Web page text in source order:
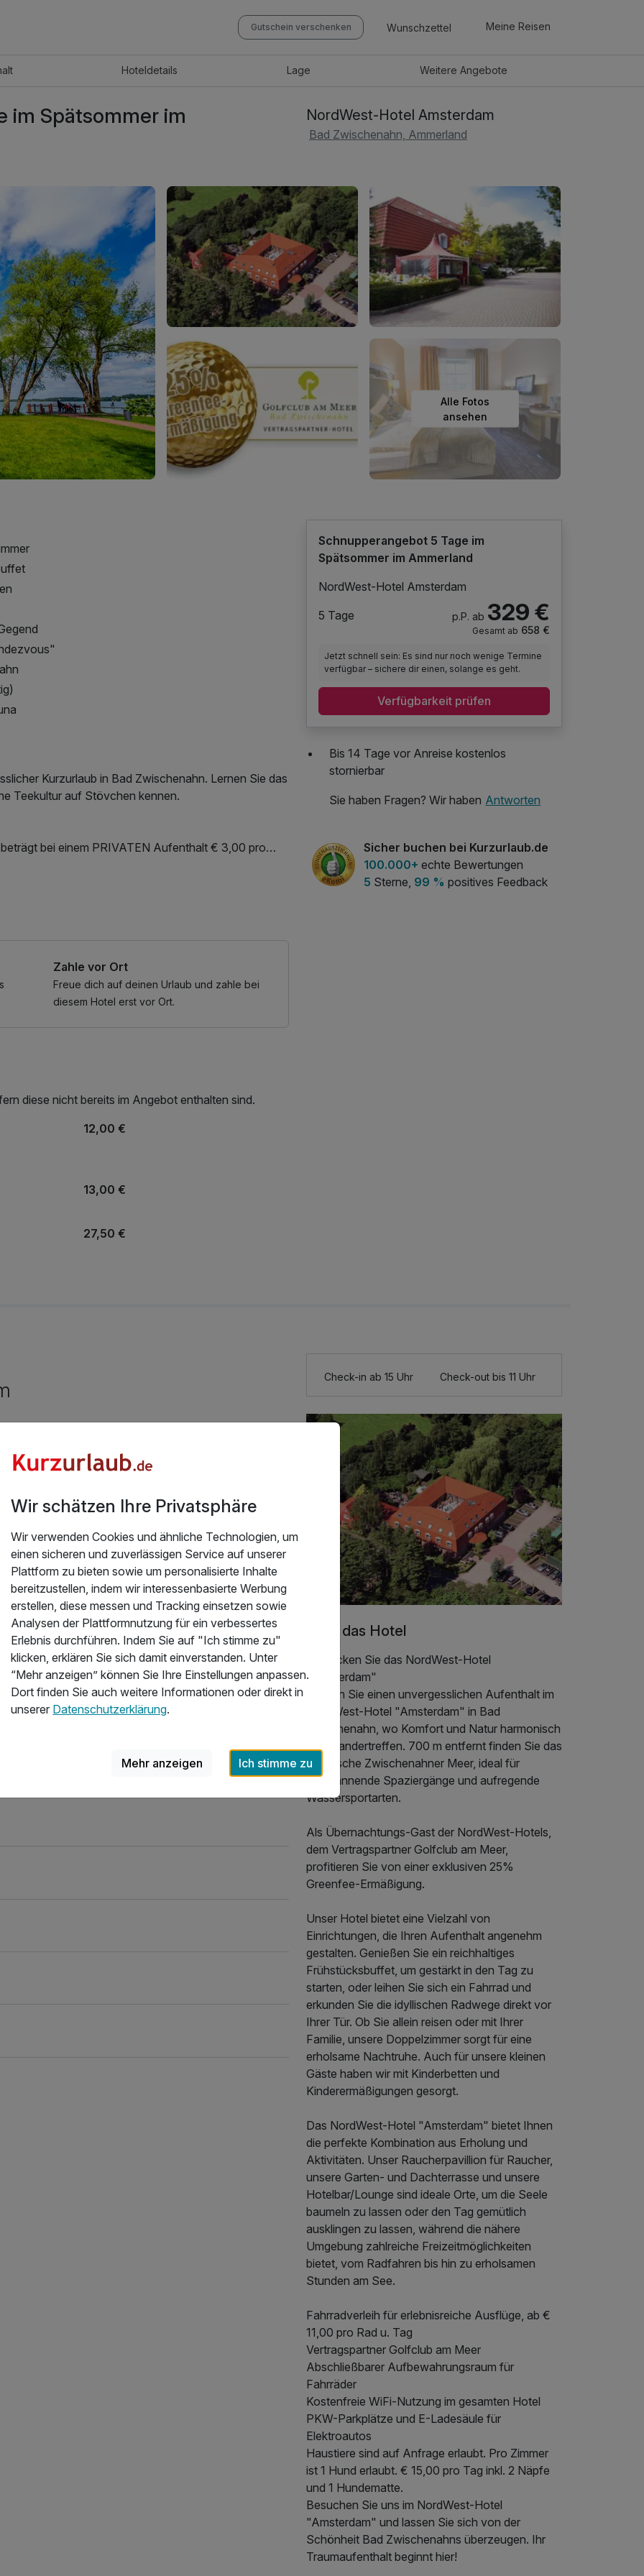
Gutschein verschenken Wunschzettel Meine Reisen
Hoteldetails Lage WeitereAngebote
im Spätsommer im
NordWest-Hotel Amsterdam
Bad Zwischenahn, Ammerland
Alle Fotos
ansehen
Kurzurlaub in Bad Zwischenahn. Lernen Sie das
Teekultur auf Stövchen kennen.
bei einem PRIVATEN Aufenthalt € 3,00 pro
Zahle vor Ort
Freue dich auf deinen Urlaub und zahle bei
diesem Hotel erst vor Ort.
diese nicht bereits im Angebot enthalten sind.
12,00 €
13,00 €
27,50 €
28,90 €
29,50 €
Schnupperangebot 5 Tage im
Spätsommer im Ammerland
NordWest-Hotel Amsterdam
5 Tage
p.P. ab 329 €
Gesamt ab 658 €
Jetzt schnell sein: Es sind nur noch wenige Termine
verfügbar – sichere dir einen, solange es geht.
Verfügbarkeit prüfen
Bis 14 Tage vor Anreise kostenlos
stornierbar
Sie haben Fragen? Wir haben Antworten
Sicher buchen bei Kurzurlaub.de
100.000+ echte Bewertungen
5 Sterne, 99 % positives Feedback
Fahrradverleih für 13,00 € pro Stück / Tag
Check-in ab 15 Uhr Check-out bis 11 Uhr
Über das Hotel
Entdecken Sie das NordWest-Hotel
"Amsterdam"
Erleben Sie einen unvergesslichen Aufenthalt im
NordWest-Hotel "Amsterdam" in Bad
Zwischenahn, wo Komfort und Natur harmonisch
aufeinandertreffen. 700 m entfernt finden Sie das
malerische Zwischenahner Meer, ideal für
entspannende Spaziergänge und aufregende
Wassersportarten.
Als Übernachtungs-Gast der NordWest-Hotels,
dem Vertragspartner Golfclub am Meer,
profitieren Sie von einer exklusiven 25%
Greenfee-Ermäßigung.
Unser Hotel bietet eine Vielzahl von
Einrichtungen, die Ihren Aufenthalt angenehm
gestalten. Genießen Sie ein reichhaltiges
Frühstücksbuffet, um gestärkt in den Tag zu
starten, oder leihen Sie sich ein Fahrrad und
erkunden Sie die idyllischen Radwege direkt vor
Ihrer Tür. Ob Sie allein reisen oder mit Ihrer
Familie, unsere Doppelzimmer sorgt für eine
erholsame Nachtruhe. Auch für unsere kleinen
Gäste haben wir mit Kinderbetten und
Kinderermäßigungen gesorgt.
Das NordWest-Hotel "Amsterdam" bietet Ihnen
die perfekte Kombination aus Erholung und
Aktivitäten. Unser Raucherpavillion für Raucher,
unsere Garten- und Dachterrasse und unsere
Hotelbar/Lounge sind ideale Orte, um die Seele
baumeln zu lassen oder den Tag gemütlich
ausklingen zu lassen, während die nähere
Umgebung zahlreiche Freizeitmöglichkeiten
bietet, vom Radfahren bis hin zu erholsamen
Stunden am See.
Fahrradverleih für erlebnisreiche Ausflüge, ab €
11,00 pro Rad u. Tag
Vertragspartner Golfclub am Meer
Abschließbarer Aufbewahrungsraum für
Fahrräder
Kostenfreie WiFi-Nutzung im gesamten Hotel
PKW-Parkplätze und E-Ladesäule für
Elektroautos
Haustiere sind auf Anfrage erlaubt. Pro Zimmer
ist 1 Hund erlaubt. € 15,00 pro Tag inkl. 2 Näpfe
und 1 Hundematte.
Besuchen Sie uns im NordWest-Hotel
"Amsterdam" und lassen Sie sich von der
Schönheit Bad Zwischenahns überzeugen. Ihr
Traumaufenthalt beginnt hier!
Wir schätzen Ihre Privatsphäre
Wir verwenden Cookies und ähnliche Technologien, um
einen sicheren und zuverlässigen Service auf unserer
Plattform zu bieten sowie um personalisierte Inhalte
bereitzustellen, indem wir interessenbasierte Werbung
erstellen, diese messen und Tracking einsetzen sowie
Analysen der Plattformnutzung für ein verbessertes
Erlebnis durchführen. Indem Sie auf "Ich stimme zu"
klicken, erklären Sie sich damit einverstanden. Unter
“Mehr anzeigen” können Sie Ihre Einstellungen anpassen.
Dort finden Sie auch weitere Informationen oder direkt in
unserer Datenschutzerklärung.
Mehr anzeigen Ich stimme zu